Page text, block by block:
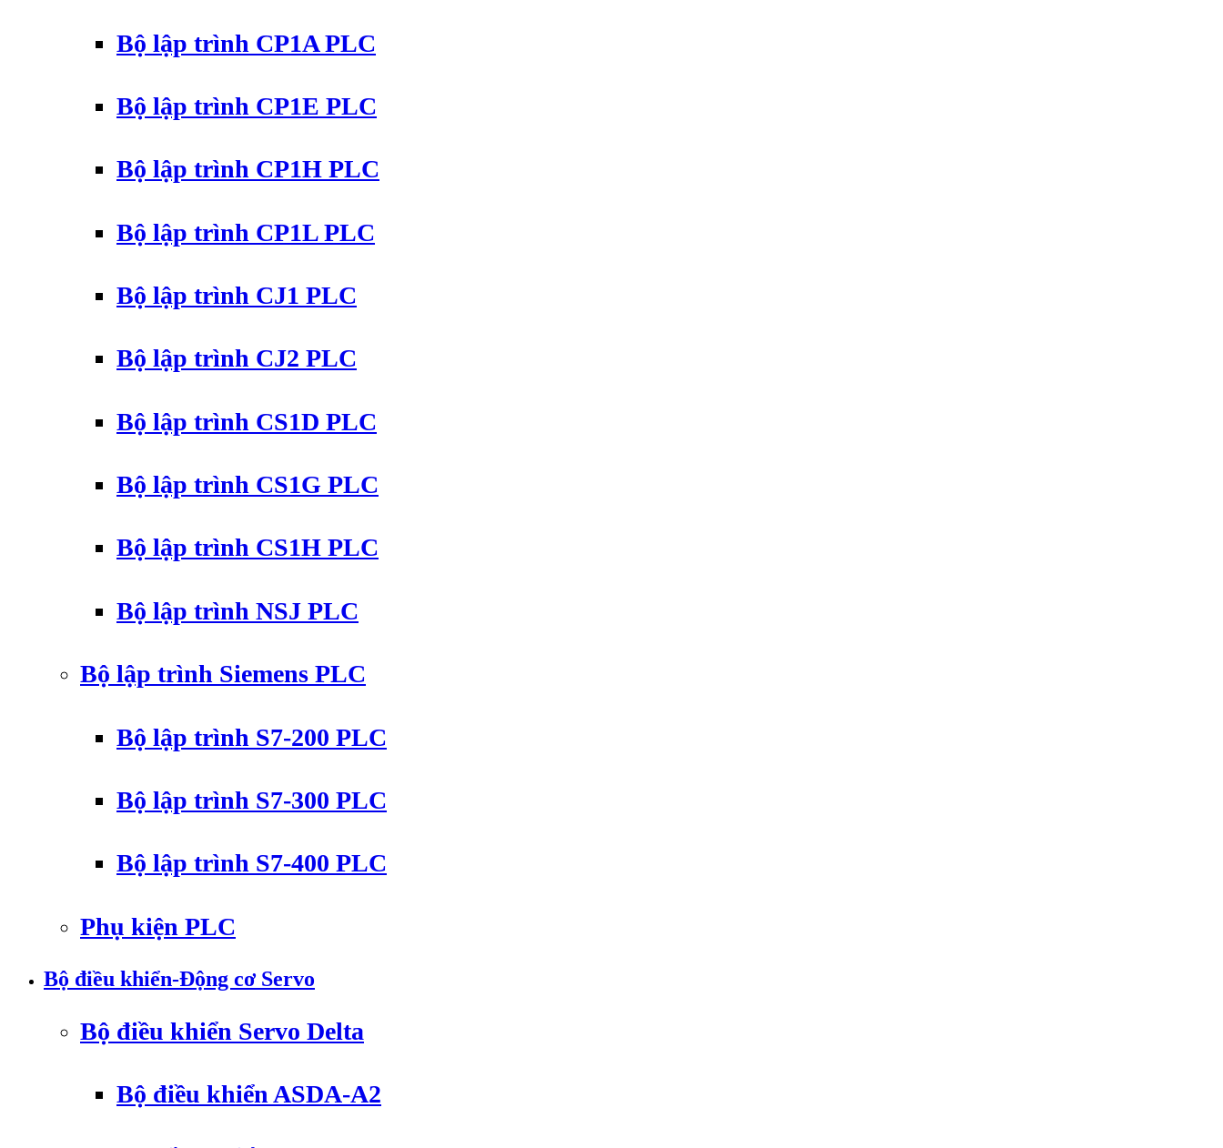
Bộ lập trình CP1A PLC
Bộ lập trình CP1E PLC
Bộ lập trình CP1H PLC
Bộ lập trình CP1L PLC
Bộ lập trình CJ1 PLC
Bộ lập trình CJ2 PLC
Bộ lập trình CS1D PLC
Bộ lập trình CS1G PLC
Bộ lập trình CS1H PLC
Bộ lập trình NSJ PLC
Bộ lập trình Siemens PLC
Bộ lập trình S7-200 PLC
Bộ lập trình S7-300 PLC
Bộ lập trình S7-400 PLC
Phụ kiện PLC
Bộ điều khiển-Động cơ Servo
Bộ điều khiển Servo Delta
Bộ điều khiển ASDA-A2